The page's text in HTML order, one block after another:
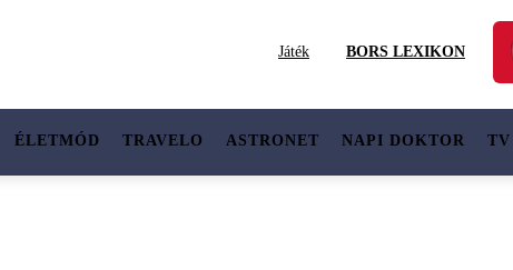
Játék BORS LEXIKON
ÉLETMÓD TRAVELO ASTRONET NAPI DOKTOR TV